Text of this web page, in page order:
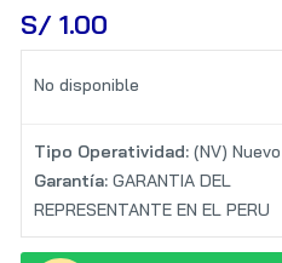
S/ 1.00
No disponible
Tipo Operatividad: (NV) Nuevo
Garantía: GARANTIA DEL
REPRESENTANTE EN EL PERU